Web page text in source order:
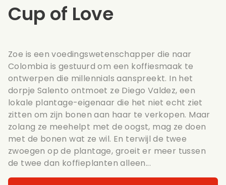
Cup of Love
Zoe is een voedingswetenschapper die naar
Colombia is gestuurd om een koffiesmaak te
ontwerpen die millennials aanspreekt. In het
dorpje Salento ontmoet ze Diego Valdez, een
lokale plantage-eigenaar die het niet echt ziet
zitten om zijn bonen aan haar te verkopen. Maar
zolang ze meehelpt met de oogst, mag ze doen
met de bonen wat ze wil. En terwijl de twee
zwoegen op de plantage, groeit er meer tussen
de twee dan koffieplanten alleen...